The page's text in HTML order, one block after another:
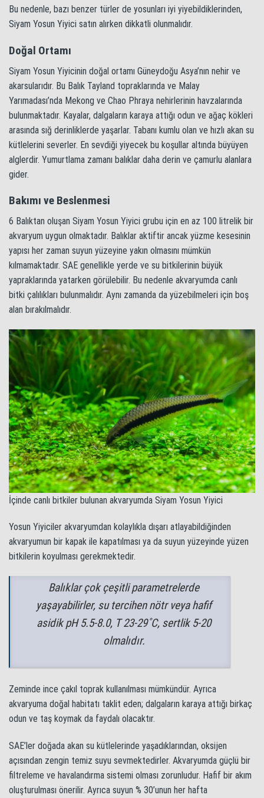
Bu nedenle, bazı benzer türler de yosunları iyi yiyebildiklerinden,
Siyam Yosun Yiyici satın alırken dikkatli olunmalıdır.
Doğal Ortamı
Siyam Yosun Yiyicinin doğal ortamı Güneydoğu Asya’nın nehir ve
akarsularıdır. Bu Balık Tayland topraklarında ve Malay
Yarımadası’nda Mekong ve Chao Phraya nehirlerinin havzalarında
bulunmaktadır. Kayalar, dalgaların karaya attığı odun ve ağaç kökleri
arasında sığ derinliklerde yaşarlar. Tabanı kumlu olan ve hızlı akan su
kütlelerini severler. En sevdiği yiyecek bu koşullar altında büyüyen
alglerdir. Yumurtlama zamanı balıklar daha derin ve çamurlu alanlara
gider.
Bakımı ve Beslenmesi
6 Balıktan oluşan Siyam Yosun Yiyici grubu için en az 100 litrelik bir
akvaryum uygun olmaktadır. Balıklar aktiftir ancak yüzme kesesinin
yapısı her zaman suyun yüzeyine yakın olmasını mümkün
kılmamaktadır. SAE genellikle yerde ve su bitkilerinin büyük
yapraklarında yatarken görülebilir. Bu nedenle akvaryumda canlı
bitki çalılıkları bulunmalıdır. Aynı zamanda da yüzebilmeleri için boş
alan bırakılmalıdır.
İçinde canlı bitkiler bulunan akvaryumda Siyam Yosun Yiyici
Yosun Yiyiciler akvaryumdan kolaylıkla dışarı atlayabildiğinden
akvaryumun bir kapak ile kapatılması ya da suyun yüzeyinde yüzen
bitkilerin koyulması gerekmektedir.
Balıklar çok çeşitli parametrelerde
yaşayabilirler, su tercihen nötr veya hafif
asidik pH 5.5-8.0, T 23-29˚C, sertlik 5-20
olmalıdır.
Zeminde ince çakıl toprak kullanılması mümkündür. Ayrıca
akvaryuma doğal habitatı taklit eden; dalgaların karaya attığı birkaç
odun ve taş koymak da faydalı olacaktır.
SAE’ler doğada akan su kütlelerinde yaşadıklarından, oksijen
açısından zengin temiz suyu sevmektedirler. Akvaryumda güçlü bir
filtreleme ve havalandırma sistemi olması zorunludur. Hafif bir akım
oluşturulması önerilir. Ayrıca suyun % 30’unun her hafta